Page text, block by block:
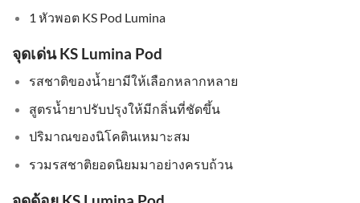
1 หัวพอต KS Pod Lumina
จุดเด่น KS Lumina Pod
รสชาติของน้ำยามีให้เลือกหลากหลาย
สูตรน้ำยาปรับปรุงให้มีกลิ่นที่ชัดขึ้น
ปริมาณของนิโคตินเหมาะสม
รวมรสชาติยอดนิยมมาอย่างครบถ้วน